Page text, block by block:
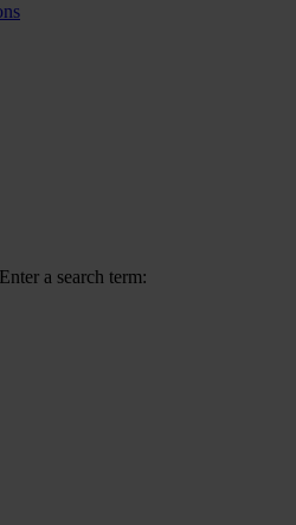
Enter a search term: